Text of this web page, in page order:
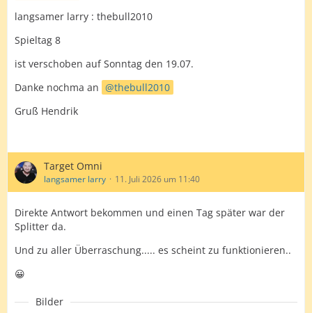
langsamer larry : thebull2010
Spieltag 8
ist verschoben auf Sonntag den 19.07.
Danke nochma an
thebull2010
Gruß Hendrik
Target Omni
langsamer larry 11. Juli 2026 um 11:40
Direkte Antwort bekommen und einen Tag später war der
Splitter da.
Und zu aller Überraschung..... es scheint zu funktionieren..
😀
Bilder